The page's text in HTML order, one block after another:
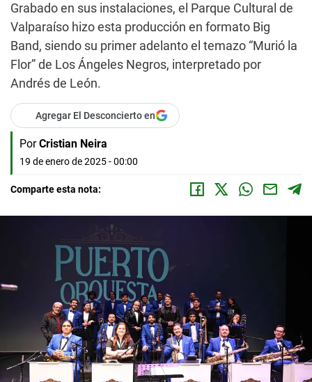
Grabado en sus instalaciones, el Parque Cultural de
Valparaíso hizo esta producción en formato Big
Band, siendo su primer adelanto el temazo “Murió la
Flor” de Los Ángeles Negros, interpretado por
Andrés de León.
Agregar El Desconcierto en
Por Cristian Neira
19 de enero de 2025 - 00:00
Comparte esta nota: